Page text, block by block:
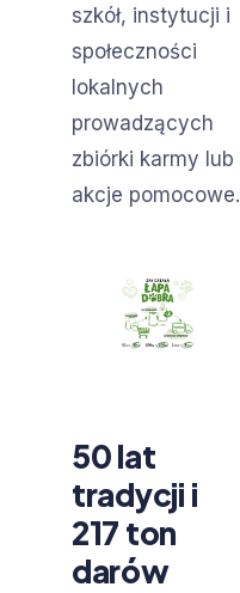
szkół, instytucji i
społeczności
lokalnych
prowadzących
zbiórki karmy lub
akcje pomocowe.
50 lat
tradycji i
217 ton
darów